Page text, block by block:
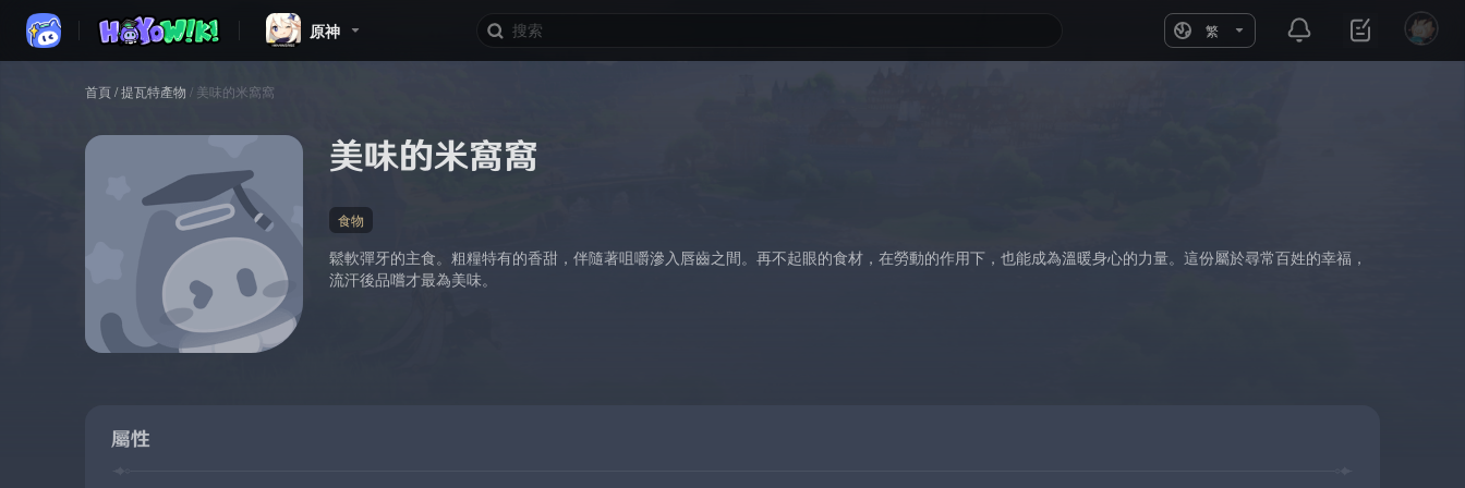
原神 繁
首頁/提瓦特產物 / 美味的米窩窩
美味的米窩窩
食物
鬆軟彈牙的主食。粗糧特有的香甜，伴隨著咀嚼滲入唇齒之間。再不起眼的食材，在勞動的作用下，也能成為溫暖身心的力量。這份屬於尋常百姓的幸福，
流汗後品嚐才最為美味。
屬性